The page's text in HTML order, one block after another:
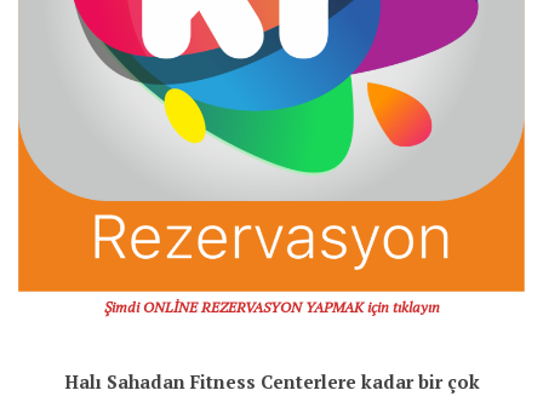
Şimdi ONLİNE REZERVASYON YAPMAK için tıklayın
Halı Sahadan Fitness Centerlere kadar bir çok